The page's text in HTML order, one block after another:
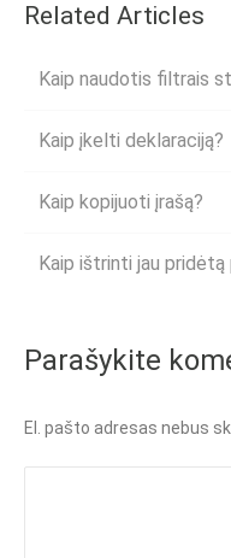
Related Articles
Kaip naudotis filtrais
Kaip įkelti deklaraciją?
Kaip kopijuoti įrašą?
Kaip ištrinti jau
Parašykite
El. pašto adresas nebus